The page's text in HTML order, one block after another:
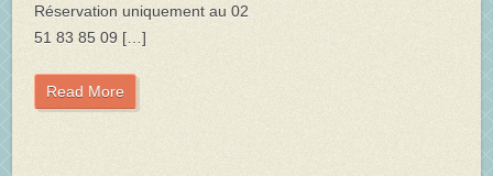
Réservation uniquement au 02
51 83 85 09 […]
Read More